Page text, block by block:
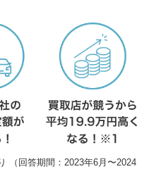
（回答期間：2023年6月〜2024